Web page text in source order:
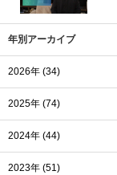
年別アーカイブ
2026年 (34)
2025年 (74)
2024年 (44)
2023年 (51)